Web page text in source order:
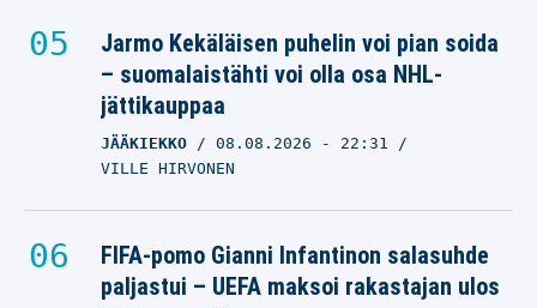
Jarmo Kekäläisen puhelin voi pian soida
– suomalaistähti voi olla osa NHL-
jättikauppaa
JÄÄKIEKKO 08.08.2026 - 22:31
VILLE HIRVONEN
FIFA-pomo Gianni Infantinon salasuhde
paljastui – UEFA maksoi rakastajan ulos